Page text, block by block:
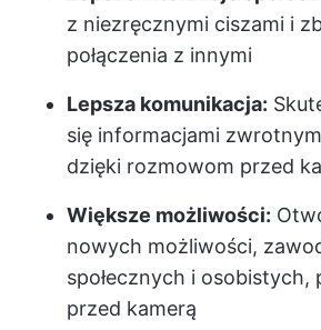
z niezręcznymi ciszami i
połączenia z innymi
Lepsza komunikacja:
się informacjami
dzięki rozmowom przed
Większe możliwości:
nowych możliwości,
społecznych i osobistych,
przed kamerą